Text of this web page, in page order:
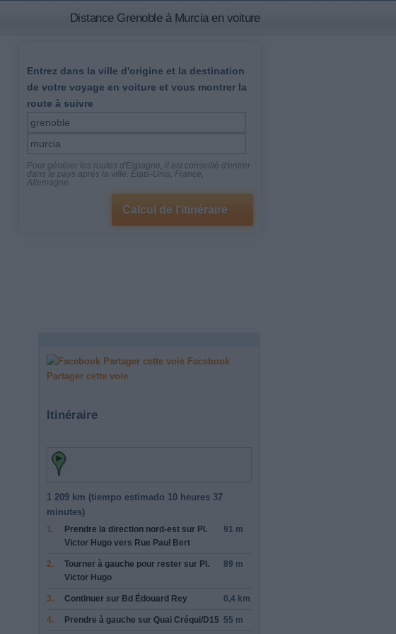
Distance Grenoble à Murcia en voiture
Entrez dans la ville d'origine et la destination
de votre voyage en voiture et vous montrer la
route à suivre
Pour générer les routes d'Espagne, il est conseillé d'entrer
dans le pays après la ville: États-Unis, France,
Allemagne...
Facebook
Partager cette voie
Itinéraire
1 209 km (tiempo estimado 10 heures 37
minutes)
1. Prendre la direction nord-est sur Pl.
Victor Hugo vers Rue Paul Bert
91 m
2. Tourner à gauche pour rester sur Pl.
Victor Hugo
89 m
3. Continuer sur Bd Édouard Rey 0,4 km
4. Prendre à gauche sur Quai Créqui/D15 55 m